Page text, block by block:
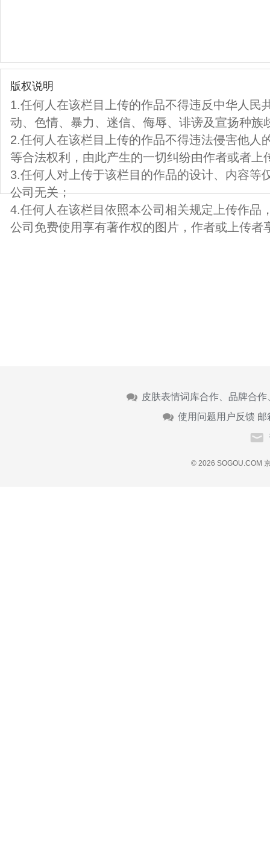
版权说明
1.任何人在该栏目上传的作品不得违反中华人民
动、色情、暴力、迷信、侮辱、诽谤及宣扬种族
2.任何人在该栏目上传的作品不得违法侵害他人
等合法权利，由此产生的一切纠纷由作者或者上
3.任何人对上传于该栏目的作品的设计、内容等
公司无关；
4.任何人在该栏目依照本公司相关规定上传作品
公司免费使用享有著作权的图片，作者或上传者
皮肤表情词库合作、品牌合
使用问题用户反馈 邮
© 2026 SOGOU.COM